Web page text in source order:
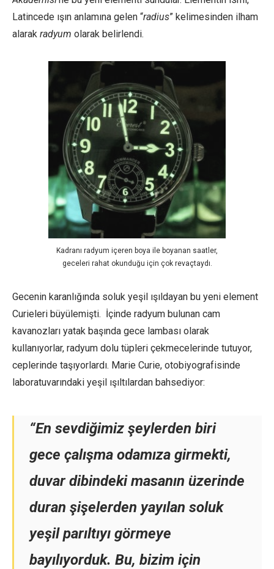
Latincede ışın anlamına gelen “radius” kelimesinden ilham
alarak radyum olarak belirlendi.
Kadranı radyum içeren boya ile boyanan saatler,
geceleri rahat okunduğu için çok revaçtaydı.
Gecenin karanlığında soluk yeşil ışıldayan bu yeni element
Curieleri büyülemişti. İçinde radyum bulunan cam
kavanozları yatak başında gece lambası olarak
kullanıyorlar, radyum dolu tüpleri çekmecelerinde tutuyor,
ceplerinde taşıyorlardı. Marie Curie, otobiyografisinde
laboratuvarındaki yeşil ışıltılardan bahsediyor:
“En sevdiğimiz şeylerden biri
gece çalışma odamıza girmekti,
duvar dibindeki masanın üzerinde
duran şişelerden yayılan soluk
yeşil parıltıyı görmeye
bayılıyorduk. Bu, bizim için